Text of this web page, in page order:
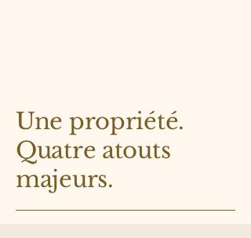
Une propriété.
Quatre atouts
majeurs.